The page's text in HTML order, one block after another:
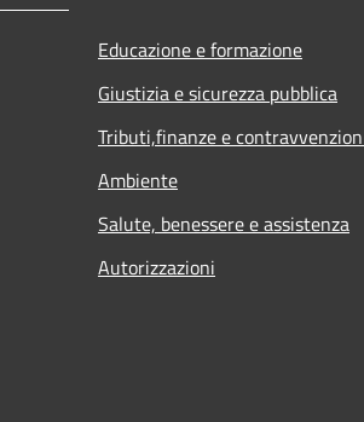
Educazione e formazione
Giustizia e sicurezza pubblica
Tributi,finanze e
Ambiente
Salute, benessere e assistenza
Autorizzazioni